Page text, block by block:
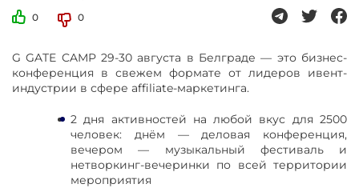
0
0
G GATE CAMP 29-30 августа в Белграде — это бизнес-
конференция в свежем формате от лидеров ивент-
индустрии в сфере affiliate-маркетинга.
2 дня активностей на любой вкус для 2500
человек: днём — деловая конференция,
вечером — музыкальный фестиваль и
нетворкинг-вечеринки по всей территории
мероприятия